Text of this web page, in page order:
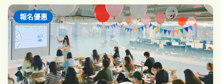
報名優惠